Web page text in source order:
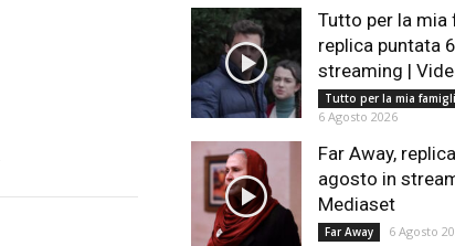
Tutto per la mia
replica puntata
streaming |
Tutto per la mia
6 Agosto 2026
Far Away,
agosto in
Mediaset
Far Away 6 Agosto